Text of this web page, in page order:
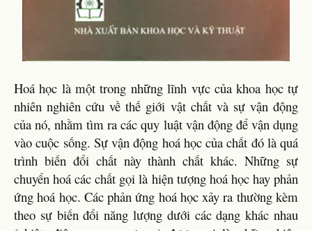
Hoá học là một trong những lĩnh vực của khoa học tự
nhiên nghiên cứu về thế giới vật chất và sự vận động
của nó, nhằm tìm ra các quy luật vận động để vận dụng
vào cuộc sống. Sự vận động hoá học của chất đó là quá
trình biến đổi chất này thành chất khác. Những sự
chuyển hoá các chất gọi là hiện tượng hoá học hay phản
ứng hoá học. Các phản ứng hoá học xảy ra thường kèm
theo sự biến đổi năng lượng dưới các dạng khác nhau